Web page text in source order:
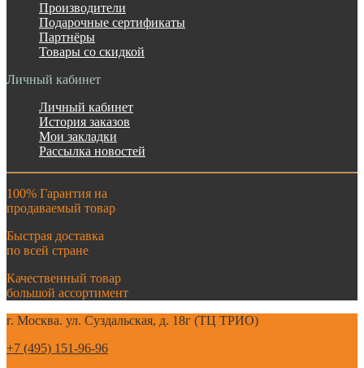
Производители
Подарочные сертификаты
Партнёры
Товары со скидкой
Личный кабинет
Личный кабинет
История заказов
Мои закладки
Рассылка новостей
100% Гарантия на
продаваемый товар
Быстрая доставка
по всей стране
Качественный товар
большой ассортимент
г. Москва. ул. Суздальская, д. 18г (ТЦ ТРИО)
+7 (495) 151-96-96